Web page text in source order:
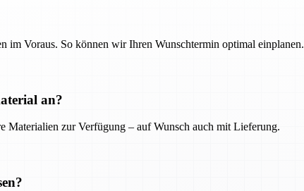
im Voraus. So können wir Ihren Wunschtermin optimal einplanen.
an?
Materialien zur Verfügung – auf Wunsch auch mit Lieferung.